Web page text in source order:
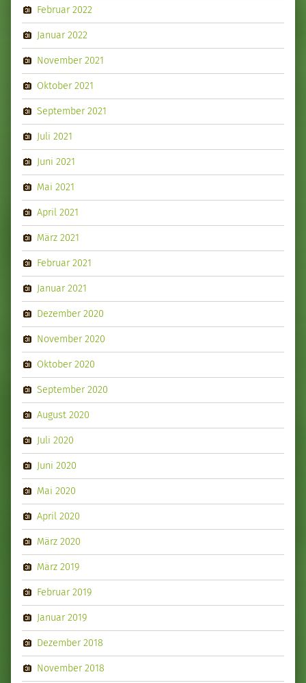
Februar 2022
Januar 2022
November 2021
Oktober 2021
September 2021
Juli 2021
Juni 2021
Mai 2021
April 2021
März 2021
Februar 2021
Januar 2021
Dezember 2020
November 2020
Oktober 2020
September 2020
August 2020
Juli 2020
Juni 2020
Mai 2020
April 2020
März 2020
März 2019
Februar 2019
Januar 2019
Dezember 2018
November 2018